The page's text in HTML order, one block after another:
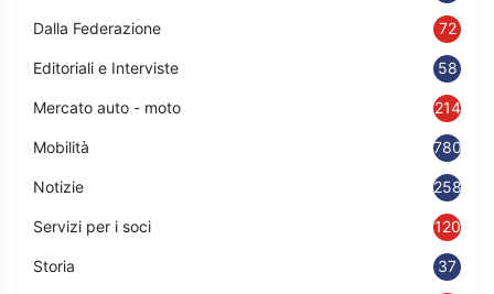
Dalla Federazione 72
Editoriali e Interviste 58
Mercato auto - moto 214
Mobilità 780
Notizie 2583
Servizi per i soci 120
Storia 37